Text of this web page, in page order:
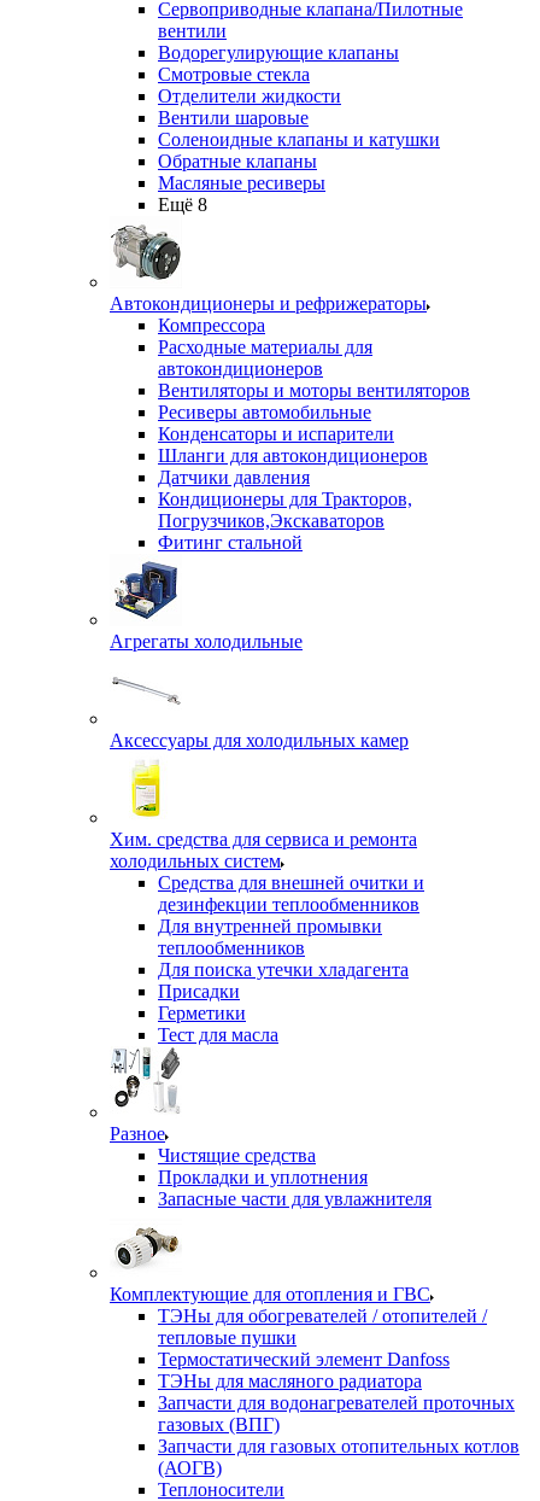
Сервоприводные клапана/Пилотные
вентили
Водорегулирующие клапаны
Смотровые стекла
Отделители жидкости
Вентили шаровые
Соленоидные клапаны и катушки
Обратные клапаны
Масляные ресиверы
Ещё 8
Автокондиционеры и рефрижераторы
Компрессора
Расходные материалы для
автокондиционеров
Вентиляторы и моторы вентиляторов
Ресиверы автомобильные
Конденсаторы и испарители
Шланги для автокондиционеров
Датчики давления
Кондиционеры для Тракторов,
Погрузчиков,Экскаваторов
Фитинг стальной
Агрегаты холодильные
Аксессуары для холодильных камер
Хим. средства для сервиса и ремонта
холодильных систем
Средства для внешней очитки и
дезинфекции теплообменников
Для внутренней промывки
теплообменников
Для поиска утечки хладагента
Присадки
Герметики
Тест для масла
Разное
Чистящие средства
Прокладки и уплотнения
Запасные части для увлажнителя
Комплектующие для отопления и ГВС
ТЭНы для обогревателей / отопителей /
тепловые пушки
Термостатический элемент Danfoss
ТЭНы для масляного радиатора
Запчасти для водонагревателей проточных
газовых (ВПГ)
Запчасти для газовых отопительных котлов
(АОГВ)
Теплоносители